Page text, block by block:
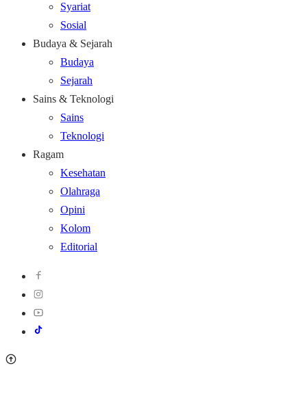
Syariat
Sosial
Budaya & Sejarah
Budaya
Sejarah
Sains & Teknologi
Sains
Teknologi
Ragam
Kesehatan
Olahraga
Opini
Kolom
Editorial